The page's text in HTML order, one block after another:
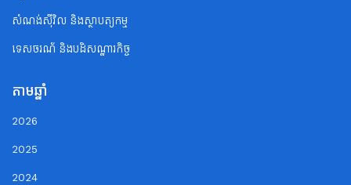
សំណង់ស៊ីវិល និងស្ថាបត្យកម្ម
ទេសចរណ័ និងបដិសណ្ឋារកិច្ច
តាមឆ្នាំ
2026
2025
2024